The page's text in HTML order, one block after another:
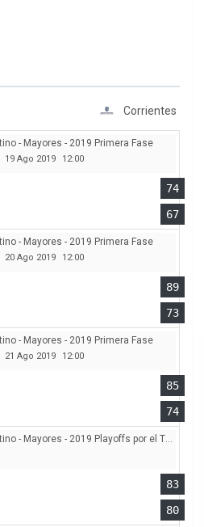
Corrientes
- Mayores - 2019 Primera Fase
19 Ago 2019 12:00
74
67
- Mayores - 2019 Primera Fase
20 Ago 2019 12:00
89
73
- Mayores - 2019 Primera Fase
21 Ago 2019 12:00
85
74
Campeonato Argentino - Mayores - 2019 Playoffs por el Titulo
83
80